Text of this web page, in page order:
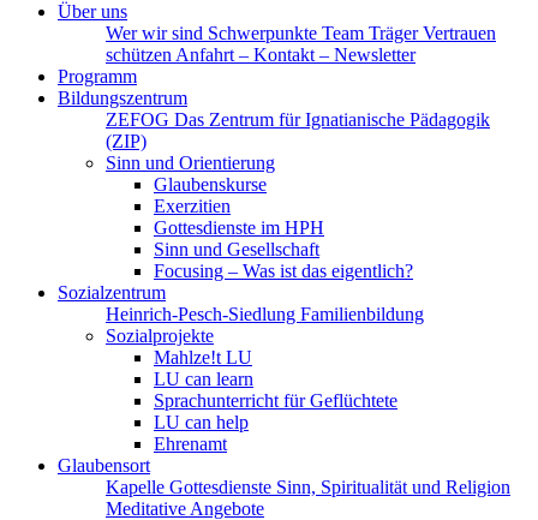
Über uns
Wer wir sind Schwerpunkte Team TrägerVertrauen
schützen Anfahrt – Kontakt – Newsletter
Programm
Bildungszentrum
ZEFOG Das Zentrum für Ignatianische Pädagogik
(ZIP)
Sinn und Orientierung
Glaubenskurse
Exerzitien
Gottesdienste im HPH
Sinn und Gesellschaft
Focusing – Was ist das eigentlich?
Sozialzentrum
Heinrich-Pesch-Siedlung Familienbildung
Sozialprojekte
Mahlze!t LU
LU can learn
Sprachunterricht für Geflüchtete
LU can help
Ehrenamt
Glaubensort
Kapelle Gottesdienste Sinn, Spiritualität und Religion
Meditative Angebote